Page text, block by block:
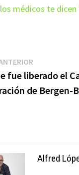
médicos te dicen
anterior:
fue liberado el
de Bergen-
Alfred